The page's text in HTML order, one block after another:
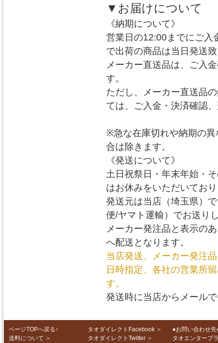
▼お届けについて
《納期について》
営業日の12:00までにご入
で出荷の商品は当日発送
メーカー直送品は、ご入
す。
ただし、メーカー直送品
ては、ご入金・決済確認
※急な在庫切れや納期の
合は除きます。
《発送について》
土日祝祭日・年末年始・
はお休みをいただいてお
発送元は当店（埼玉県）
便/ヤマト運輸）でお送り
メーカー発注品と表示の
へ配送となります。
当店発送、メーカー発注
日時指定、各社の営業所
す。
発送時に当店からメール
ページTOPへ戻る↑
送料について ＞
タオダイレクトFacebook ＞
タオダイレクトTwitter ＞
●お問い合わせ先
タオエンタープ